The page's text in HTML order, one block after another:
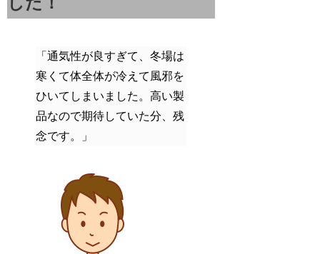
「通気性が良すぎて、冬場は
寒くて体全体が冷えて風邪を
ひいてしまいました。高い製
品なので期待していた分、残
念です。」